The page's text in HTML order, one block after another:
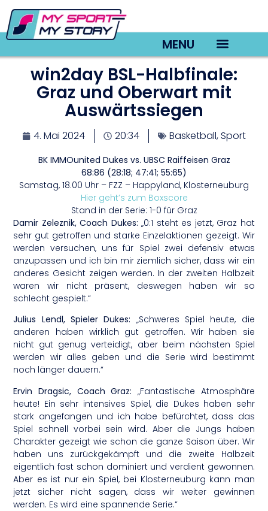
MENU
win2day BSL-Halbfinale:
Graz und Oberwart mit
Auswärtssiegen
4. Mai 2024 20:34 Basketball,Sport
BK IMMOunited Dukes vs. UBSC Raiffeisen Graz
68:86 (28:18; 47:41; 55:65)
Samstag, 18.00 Uhr – FZZ – Happyland, Klosterneuburg
Hier geht’s zum Boxscore
Stand in der Serie: 1-0 für Graz
Damir Zeleznik, Coach Dukes:„0:1 steht es jetzt, Graz hat
sehr gut getroffen und starke Einzelaktionen gezeigt. Wir
werden versuchen, uns für Spiel zwei defensiv etwas
anzupassen und ich bin mir ziemlich sicher, dass wir ein
anderes Gesicht zeigen werden. In der zweiten Halbzeit
waren wir nicht präsent, deswegen haben wir so
schlecht gespielt.“
Julius Lendl, Spieler Dukes: „Schweres Spiel heute, die
anderen haben wirklich gut getroffen. Wir haben sie
nicht gut genug verteidigt, aber beim nächsten Spiel
werden wir alles geben und die Serie wird bestimmt
noch länger dauern.“
Ervin Dragsic, Coach Graz: „Fantastische Atmosphäre
heute! Ein sehr intensives Spiel, die Dukes haben sehr
stark angefangen und ich habe befürchtet, dass das
Spiel schnell vorbei sein wird. Aber die Jungs haben
Charakter gezeigt wie schon die ganze Saison über. Wir
haben uns zurückgekämpft und die zweite Halbzeit
eigentlich fast schon dominiert und verdient gewonnen.
Aber es ist nur ein Spiel, bei Klosterneuburg kann man
jetzt sicher nicht sagen, dass wir weiter gewinnen
werden. Es wird eine spannende Serie.“